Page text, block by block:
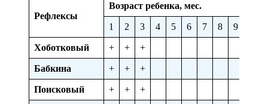
Рефлексы
Возраст ребенка, мес.
1 2 3 4 5 6 7 8 9
Хоботковый + + +
Бабкина + + +
Поисковый + + +